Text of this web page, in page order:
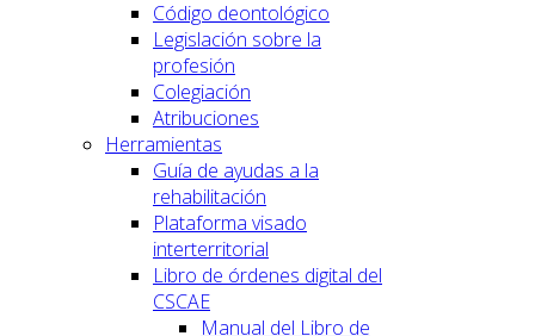
Código deontológico
Legislación sobre la
profesión
Colegiación
Atribuciones
Herramientas
Guía de ayudas a la
rehabilitación
Plataforma visado
interterritorial
Libro de órdenes digital del
CSCAE
Manual del Libro de